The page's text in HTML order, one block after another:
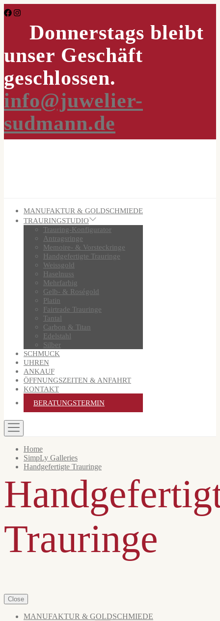
Skip
to
Donnerstags bleibt
unser Geschäft
geschlossen.
info@juwelier-
sudmann.de
MANUFAKTUR & GOLDSCHMIEDE
TRAURINGSTUDIO
Trauring-Konfigurator
Antragsringe
Memoire- & Vorsteckringe
Handgefertigte Trauringe
Weissgold
Haselnuss
Mehrfarbig
Gelb- & Roségold
Platin
Fairtrade Trauringe
Tantal
Carbon & Titan
Edelstahl
Silber
SCHMUCK
UHREN
ANKAUF
ÖFFNUNGSZEITEN & ANFAHRT
KONTAKT
BERATUNGSTERMIN
Home
SimpLy Galleries
Handgefertigte Trauringe
Trauringe
Close
MANUFAKTUR & GOLDSCHMIEDE